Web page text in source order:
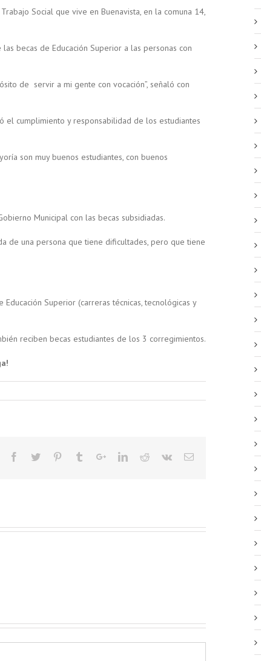
Social que vive en Buenavista, en la comuna 14,
becas de Educación Superior a las personas con
de servir a mi gente con vocación”, señaló con
el cumplimiento y responsabilidad de los estudiantes
son muy buenos estudiantes, con buenos
Municipal con las becas subsidiadas.
de una persona que tiene dificultades, pero que tiene
Educación Superior (carreras técnicas, tecnológicas y
reciben becas estudiantes de los 3 corregimientos.